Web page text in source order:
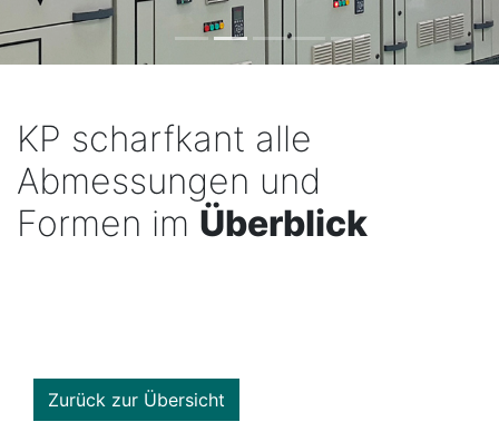
KP scharfkant alle
Abmessungen und
Formen im Überblick
Zurück zur Übersicht